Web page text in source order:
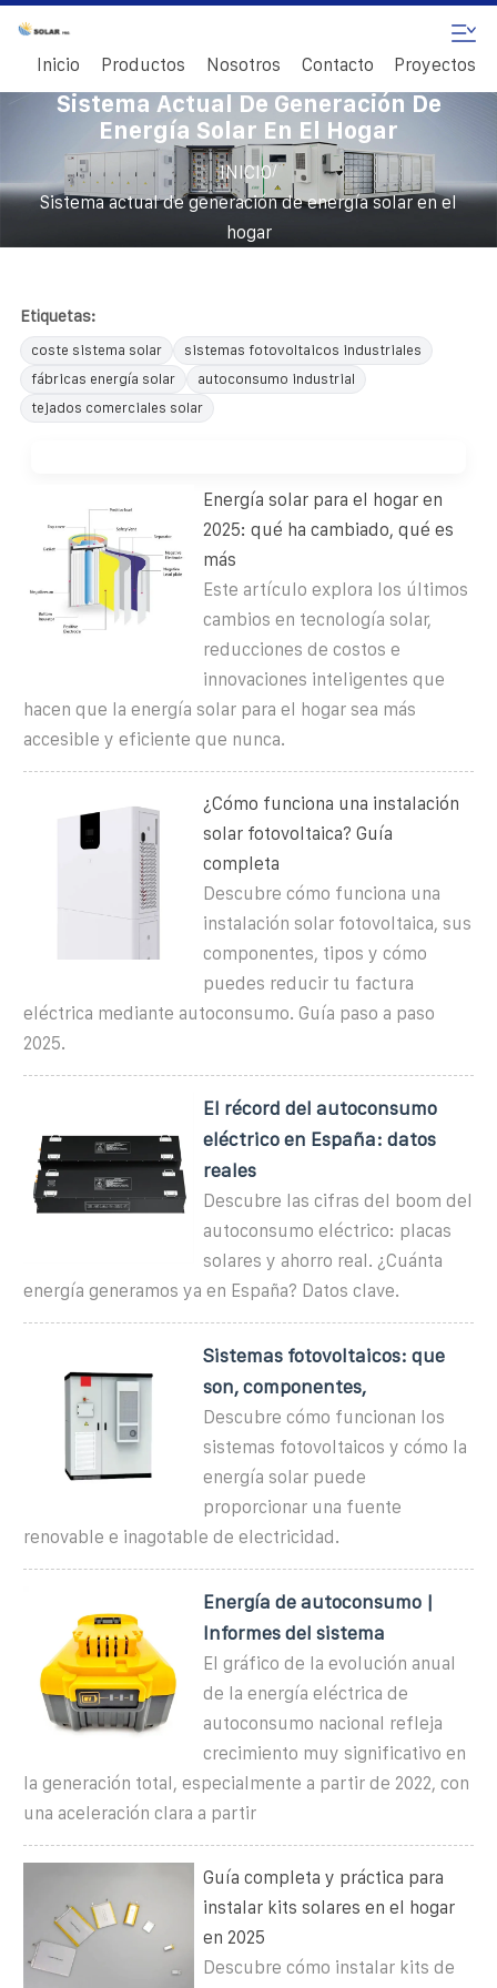
Inicio Productos Nosotros Contacto Proyectos
Sistema Actual De Generación De
Energía Solar En El Hogar
INICIO/
Sistema actual de generación de energía solar en el
hogar
Etiquetas:
coste sistema solar
sistemas fotovoltaicos industriales
fábricas energía solar
autoconsumo industrial
tejados comerciales solar
Energía solar para el hogar en
2025: qué ha cambiado, qué es
más
Este artículo explora los últimos
cambios en tecnología solar,
reducciones de costos e
innovaciones inteligentes que
hacen que la energía solar para el hogar sea más
accesible y eficiente que nunca.
¿Cómo funciona una instalación
solar fotovoltaica? Guía
completa
Descubre cómo funciona una
instalación solar fotovoltaica, sus
componentes, tipos y cómo
puedes reducir tu factura
eléctrica mediante autoconsumo. Guía paso a paso
2025.
El récord del autoconsumo
eléctrico en España: datos
reales
Descubre las cifras del boom del
autoconsumo eléctrico: placas
solares y ahorro real. ¿Cuánta
energía generamos ya en España? Datos clave.
Sistemas fotovoltaicos: que
son, componentes,
Descubre cómo funcionan los
sistemas fotovoltaicos y cómo la
energía solar puede
proporcionar una fuente
renovable e inagotable de electricidad.
Energía de autoconsumo |
Informes del sistema
El gráfico de la evolución anual
de la energía eléctrica de
autoconsumo nacional refleja
crecimiento muy significativo en
la generación total, especialmente a partir de 2022, con
una aceleración clara a partir
Guía completa y práctica para
instalar kits solares en el hogar
en 2025
Descubre cómo instalar kits de